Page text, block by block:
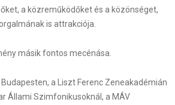
a közreműködőket és a közönséget,
is attrakciója.
másik fontos mecénása.
a Liszt Ferenc Zeneakadémián
Állami Szimfonikusoknál, a MÁV